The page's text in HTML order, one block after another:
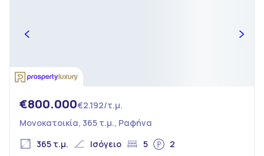
€800.000€2.192/τ.μ.
Μονοκατοικία, 365 τ.μ., Ραφήνα
365 τ.μ.
Ισόγειο 5 2